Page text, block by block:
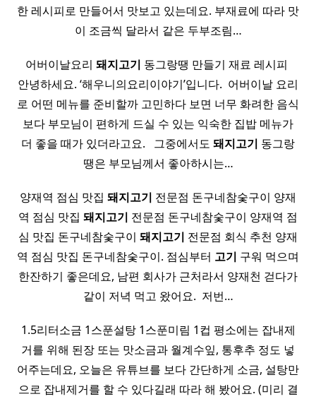
한 레시피로 만들어서 맛보고 있는데요. 부재료에 따라 맛
이 조금씩 달라서 같은 두부조림…
​ 어버이날요리 돼지고기 동그랑땡 만들기 재료 레시피 ​ ​
안녕하세요. ‘해우니의요리이야기’입니다. ​ 어버이날 요리
로 어떤 메뉴를 준비할까 고민하다 보면 너무 화려한 음식
보다 부모님이 편하게 드실 수 있는 익숙한 집밥 메뉴가
더 좋을 때가 있더라고요. ​ ​ 그중에서도 돼지고기 동그랑
땡은 부모님께서 좋아하시는…
양재역 점심 맛집 돼지고기 전문점 돈구네참숯구이 양재
역 점심 맛집 돼지고기 전문점 돈구네참숯구이 양재역 점
심 맛집 돈구네참숯구이 돼지고기 전문점 회식 추천 양재
역 점심 맛집 돈구네참숯구이. 점심부터 고기 구워 먹으며
한잔하기 좋은데요, 남편 회사가 근처라서 양재천 걷다가
같이 저녁 먹고 왔어요. ​ 저번…
1.5리터소금 1스푼설탕 1스푼미림 1컵 평소에는 잡내제
거를 위해 된장 또는 맛소금과 월계수잎, 통후추 정도 넣
어주는데요, 오늘은 유튜브를 보다 간단하게 소금, 설탕만
으로 잡내제거를 할 수 있다길래 따라 해 봤어요. (미리 결